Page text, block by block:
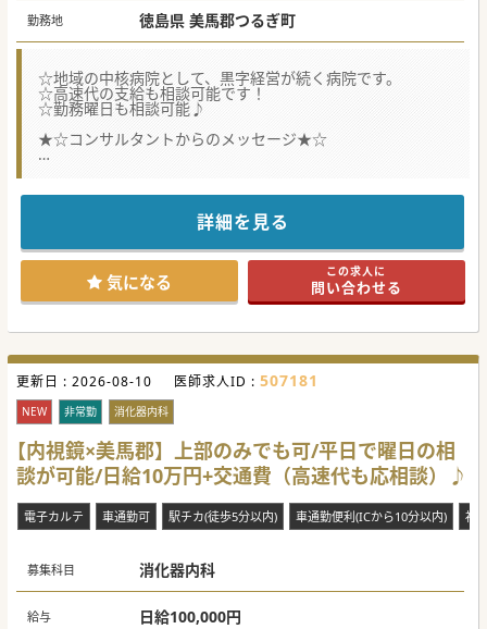
勤務地 徳島県 美馬郡つるぎ町
☆地域の中核病院として、黒字経営が続く病院です。
☆高速代の支給も相談可能です！
☆勤務曜日も相談可能♪
★☆コンサルタントからのメッセージ★☆
迎です。
今なら勤務曜日も相談可能ですのでお早めにお問合せくださ
詳細を見る
気になる この求人に
問い合わせる
更新日 : 2026-08-10 医師求人ID : 507181
NEW 非常勤 消化器内科
【内視鏡×美馬郡】上部のみでも可/平日で曜日の相
談が可能/日給10万円+交通費（高速代も応相談）♪
電子カルテ 車通勤可 駅チカ(徒歩5分以内) 車通勤便利(ICから10分以内) 祝
募集科目 消化器内科
給与 日給100,000円